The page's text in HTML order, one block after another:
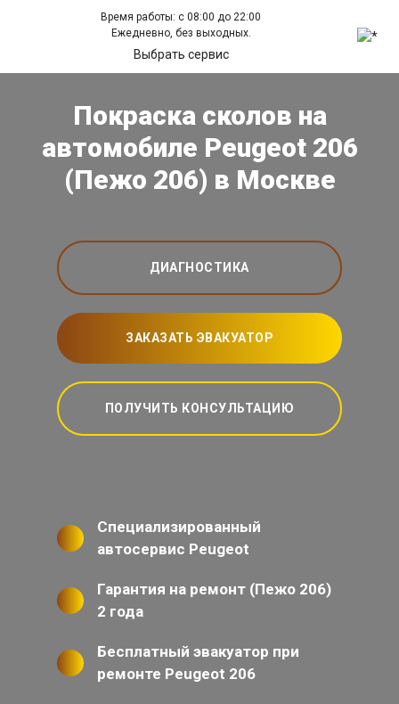
Время работы: с 08:00 до 22:00
Ежедневно, без выходных.
Выбрать сервис
Покраска сколов на
автомобиле Peugeot 206
(Пежо 206) в Москве
ДИАГНОСТИКА
ЗАКАЗАТЬ ЭВАКУАТОР
ПОЛУЧИТЬ КОНСУЛЬТАЦИЮ
Специализированный
автосервис Peugeot
Гарантия на ремонт (Пежо 206)
2 года
Бесплатный эвакуатор при
ремонте Peugeot 206